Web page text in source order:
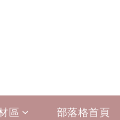
區 部落格首頁